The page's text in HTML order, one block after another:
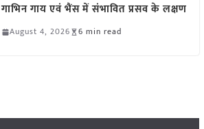
गाभिन गाय एवं भैंस में संभावित प्रसव के लक्षण
August 4, 2026 6 min read